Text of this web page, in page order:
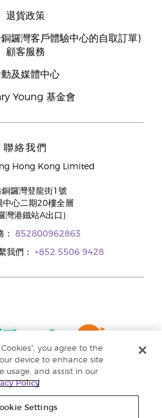
退貨政策
鑼灣客戶體驗中心的自取訂單)
顧客服務
及媒體中心
Young 基金會
聯絡我們
Hong Kong Limited
銅鑼灣登龍街1號
中心二期20樓全層
灣港鐵站A出口)
： 852800962863
我們： +852 5506 9428
you agree to the
device to enhance site
usage, and assist in our
Policy
Settings